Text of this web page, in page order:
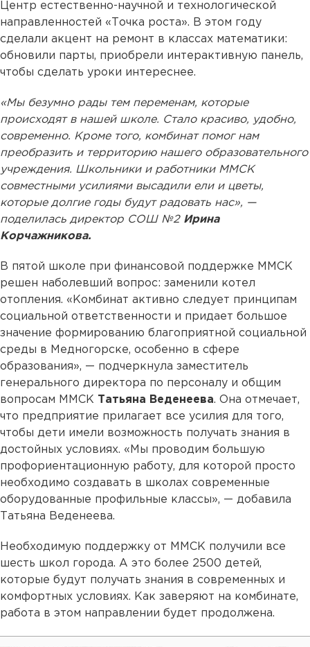
Центр естественно-научной и технологической
направленностей «Точка роста». В этом году
сделали акцент на ремонт в классах математики:
обновили парты, приобрели интерактивную панель,
чтобы сделать уроки интереснее.
«Мы безумно рады тем переменам, которые
происходят в нашей школе. Стало красиво, удобно,
современно. Кроме того, комбинат помог нам
преобразить и территорию нашего образовательного
учреждения. Школьники и работники ММСК
совместными усилиями высадили ели и цветы,
которые долгие годы будут радовать нас», —
поделилась директор СОШ №2 Ирина
Корчажникова.
В пятой школе при финансовой поддержке ММСК
решен наболевший вопрос: заменили котел
отопления. «Комбинат активно следует принципам
социальной ответственности и придает большое
значение формированию благоприятной социальной
среды в Медногорске, особенно в сфере
образования», — подчеркнула заместитель
генерального директора по персоналу и общим
вопросам ММСК Татьяна Веденеева. Она отмечает,
что предприятие прилагает все усилия для того,
чтобы дети имели возможность получать знания в
достойных условиях. «Мы проводим большую
профориентационную работу, для которой просто
необходимо создавать в школах современные
оборудованные профильные классы», — добавила
Татьяна Веденеева.
Необходимую поддержку от ММСК получили все
шесть школ города. А это более 2500 детей,
которые будут получать знания в современных и
комфортных условиях. Как заверяют на комбинате,
работа в этом направлении будет продолжена.